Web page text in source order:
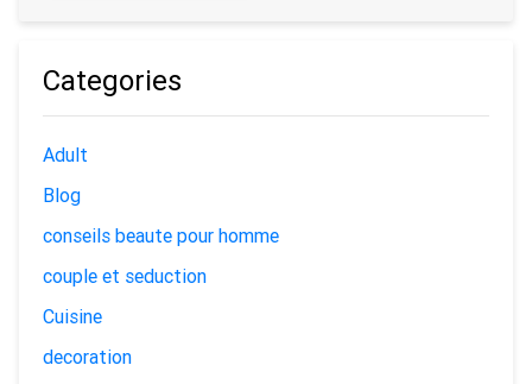
Categories
Adult
Blog
conseils beaute pour homme
couple et seduction
Cuisine
decoration